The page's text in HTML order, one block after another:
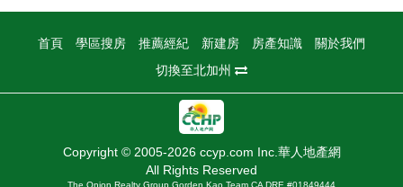
首頁 學區搜房 推薦經紀 新建房 房產知識
關於我們
切換至北加州
Copyright © 2005-2026 ccyp.com Inc.華人地產網
All Rights Reserved
The Onion Realty Group Gorden Kao Team CA DRE #01849444